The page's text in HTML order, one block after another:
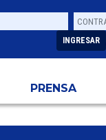
INGRESAR
PRENSA